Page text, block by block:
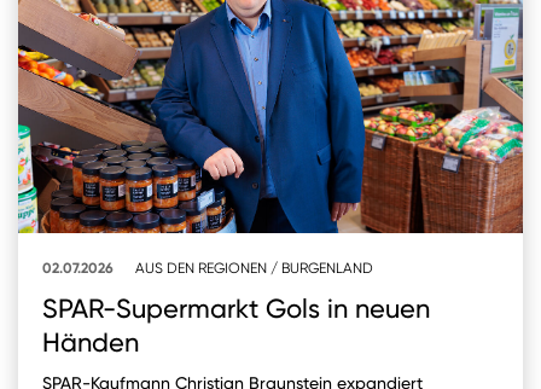
02.07.2026 AUS DEN REGIONEN / BURGENLAND
SPAR-Supermarkt Gols in neuen
Händen
SPAR-Kaufmann Christian Braunstein expandiert